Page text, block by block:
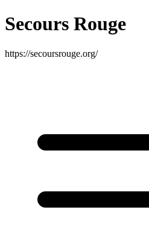
Secours Rouge
https://secoursrouge.org/